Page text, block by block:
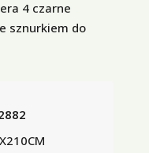
4 czarne
sznurkiem do